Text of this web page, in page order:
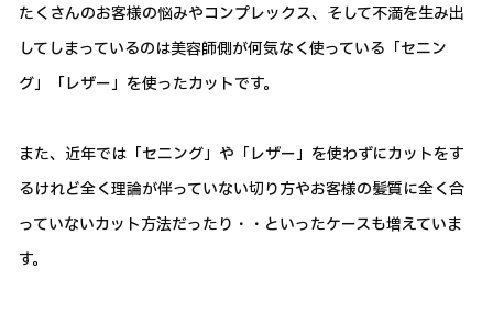
たくさんのお客様の悩みやコンプレックス、そして不満を生み出
してしまっているのは美容師側が何気なく使っている「セニン
グ」「レザー」を使ったカットです。
また、近年では「セニング」や「レザー」を使わずにカットをす
るけれど全く理論が伴っていない切り方やお客様の髪質に全く合
っていないカット方法だったり・・といったケースも増えていま
す。